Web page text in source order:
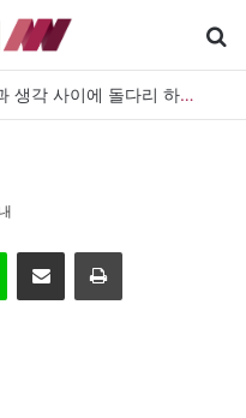
“사람을 위한 생각이라면 현실과 생각 사이에 돌다리 하나는 놓아야 하지 않을까”
이메일